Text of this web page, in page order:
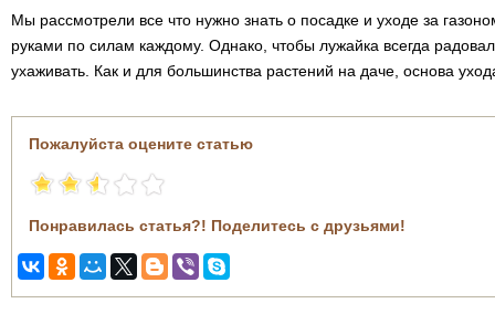
Мы рассмотрели все что нужно знать о посадке и уходе за
руками по силам каждому. Однако, чтобы лужайка всегда
ухаживать. Как и для большинства растений на даче, основа
Пожалуйста оцените статью
Понравилась статья?! Поделитесь с друзьями!